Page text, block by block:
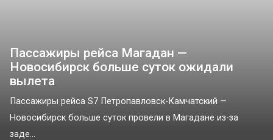
Пассажиры рейса Магадан —
Новосибирск больше суток ожидали
вылета
Пассажиры рейса S7 Петропавловск-Камчатский —
Новосибирск больше суток провели в Магадане из-за
заде...